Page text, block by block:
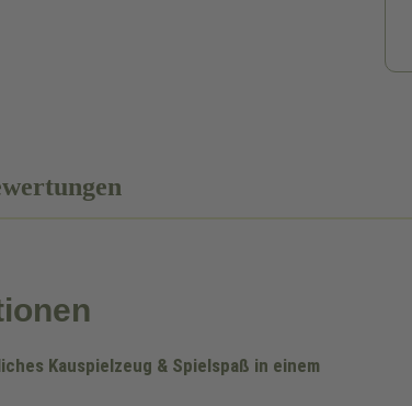
Kauspielzeug & Spielspaß in einem